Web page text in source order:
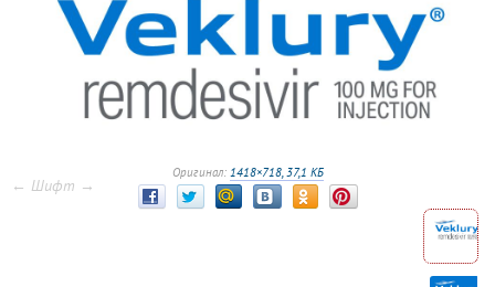
Оригинал: 1418×718, 37,1 КБ
← Шифт →